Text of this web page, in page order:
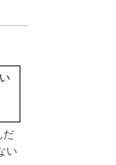
だ
い